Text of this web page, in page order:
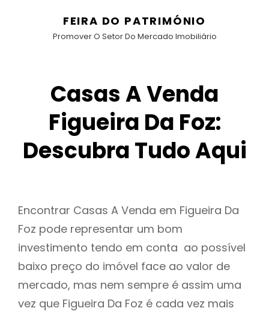
FEIRA DO PATRIMÓNIO
Promover O Setor Do Mercado Imobiliário
Casas A Venda
Figueira Da Foz:
Descubra Tudo Aqui
Encontrar Casas A Venda em Figueira Da
Foz pode representar um bom
investimento tendo em conta ao possível
baixo preço do imóvel face ao valor de
mercado, mas nem sempre é assim uma
vez que Figueira Da Foz é cada vez mais